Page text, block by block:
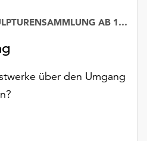
ALBERTINUM UND SKULPTURENSAMMLUNG AB 1800
über den Umgang